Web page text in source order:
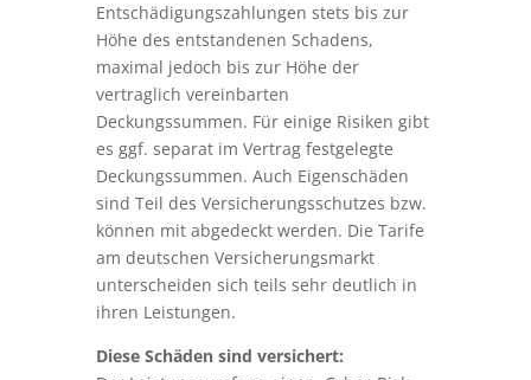
Entschädigungszahlungen stets bis zur
Höhe des entstandenen Schadens,
maximal jedoch bis zur Höhe der
vertraglich vereinbarten
Deckungssummen. Für einige Risiken gibt
es ggf. separat im Vertrag festgelegte
Deckungssummen. Auch Eigenschäden
sind Teil des Versicherungsschutzes bzw.
können mit abgedeckt werden. Die Tarife
am deutschen Versicherungsmarkt
unterscheiden sich teils sehr deutlich in
ihren Leistungen.
Diese Schäden sind versichert: